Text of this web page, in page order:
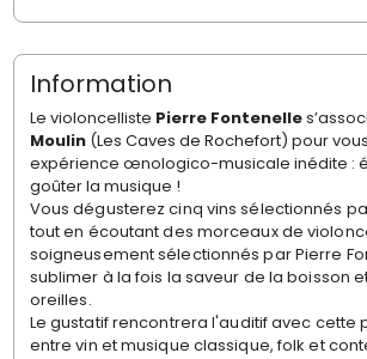
Information
Le violoncelliste Pierre Fontenelle
Moulin(Les Caves de Rochefort) pour
expérience œnologico-musicale inédite :
goûter la musique !
Vous dégusterez cinq vins sélectionnés
tout en écoutant des morceaux de
soigneusement sélectionnés par Pierre
sublimer à la fois la saveur de la boisson
oreilles.
Le gustatif rencontrera l'auditif avec cette
entre vin et musique classique, folk et